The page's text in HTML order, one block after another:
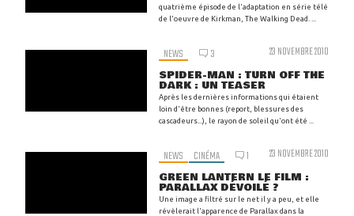
quatrième épisode de l'adaptation en série télé
de l'oeuvre de Kirkman, The Walking Dead. ...
NEWS 3 23 NOVEMBRE 2010
SPIDER-MAN : TURN OFF THE
DARK : UN TEASER
Après les dernières informations qui étaient
loin d'être bonnes (report, blessures des
cascadeurs...), le rayon de soleil qu'ont été ...
NEWS CINÉMA 1 23 NOVEMBRE 2010
GREEN LANTERN LE FILM :
PARALLAX DÉVOILÉ ?
Une image a filtré sur le net il y a peu, et elle
révèlerait l'apparence de Parallax dans la